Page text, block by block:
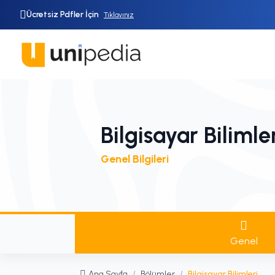
Ücretsiz Pdfler İçin Tıklayınız
Bilgisayar
Genel Bilgileri
Genel